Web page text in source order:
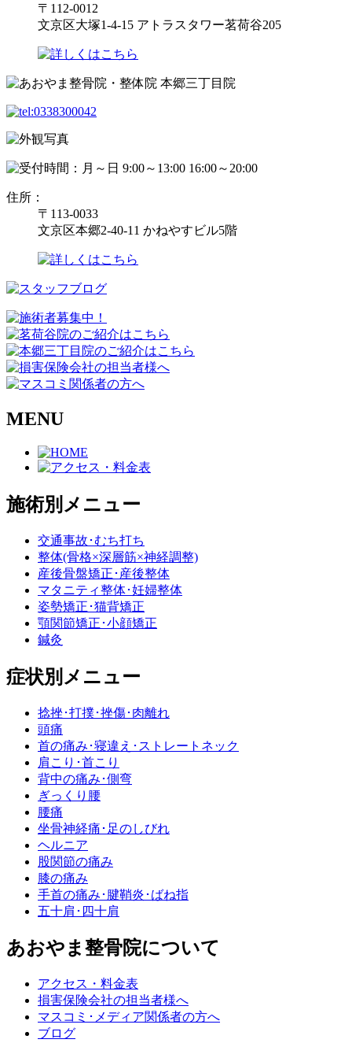
〒112-0012
文京区大塚1-4-15 アトラスタワー茗荷谷205
住所：
〒113-0033
文京区本郷2-40-11 かねやすビル5階
MENU
施術別メニュー
交通事故･むち打ち
整体(骨格×深層筋×神経調整)
産後骨盤矯正･産後整体
マタニティ整体･妊婦整体
姿勢矯正･猫背矯正
顎関節矯正･小顔矯正
鍼灸
症状別メニュー
捻挫･打撲･挫傷･肉離れ
頭痛
首の痛み･寝違え･ストレートネック
肩こり･首こり
背中の痛み･側弯
ぎっくり腰
腰痛
坐骨神経痛･足のしびれ
ヘルニア
股関節の痛み
膝の痛み
手首の痛み･腱鞘炎･ばね指
五十肩･四十肩
あおやま整骨院について
アクセス・料金表
損害保険会社の担当者様へ
マスコミ･メディア関係者の方へ
ブログ